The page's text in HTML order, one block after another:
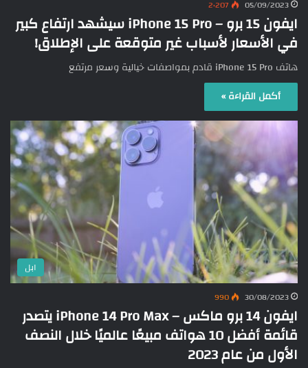
05/09/2023 2٬207
ايفون 15 برو – iPhone 15 Pro سيشهد ارتفاع كبير
في الأسعار لأسباب غير متوقعة على الإطلاق!
هاتف iPhone 15 Pro قادم بمواصفات خيالية وسعر مرتفع
أكمل القراءة »
ابل
30/08/2023
990
ايفون 14 برو ماكس – iPhone 14 Pro Max يتصدر
قائمة أفضل 10 هواتف مبيعًا عالميًا خلال النصف
الأول من عام 2023